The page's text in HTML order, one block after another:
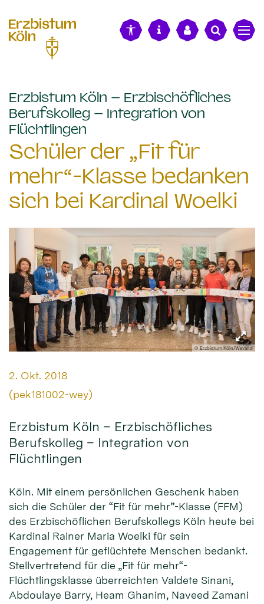
Erzbistum Köln – Erzbischöfliches
Berufskolleg – Integration von
Flüchtlingen
Schüler der „Fit für
mehr“-Klasse bedanken
sich bei Kardinal Woelki
© Erzbistum Köln/Weyand
Datum:
2. Okt. 2018
Von:
(pek181002-wey)
Erzbistum Köln – Erzbischöfliches
Berufskolleg – Integration von
Flüchtlingen
Köln. Mit einem persönlichen Geschenk haben
sich die Schüler der “Fit für mehr”-Klasse (FFM)
des Erzbischöflichen Berufskollegs Köln heute bei
Kardinal Rainer Maria Woelki für sein
Engagement für geflüchtete Menschen bedankt.
Stellvertretend für die „Fit für mehr“-
Flüchtlingsklasse überreichten Valdete Sinani,
Abdoulaye Barry, Heam Ghanim, Naveed Zamani